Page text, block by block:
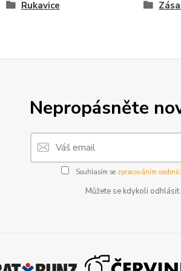
Rukavice
Nepropásněte
Souhlasím se zpracováním
Můžete se kdykoli